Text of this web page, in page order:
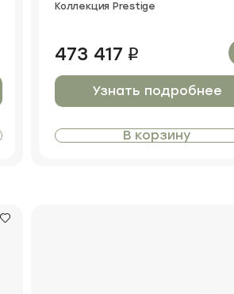
Коллекция Prestige
473 417 i
Узнать подробнее
В корзину